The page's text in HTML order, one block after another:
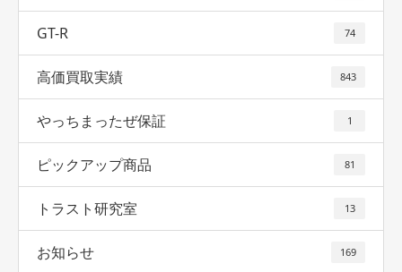
GT-R 74
高価買取実績 843
やっちまったぜ保証 1
ピックアップ商品 81
トラスト研究室 13
お知らせ 169